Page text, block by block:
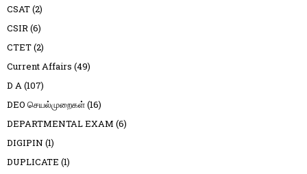
CSAT(2)
CSIR(6)
CTET(2)
Current Affairs (49)
D A(107)
DEO செயல்முறைகள்(16)
DEPARTMENTAL EXAM (6)
DIGIPIN (1)
DUPLICATE (1)